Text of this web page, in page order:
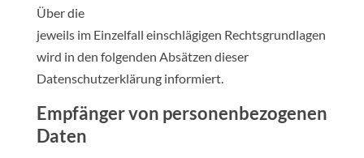
Über die
jeweils im Einzelfall einschlägigen Rechtsgrundlagen
wird in den folgenden Absätzen dieser
Datenschutzerklärung informiert.
Empfänger von personenbezogenen
Daten